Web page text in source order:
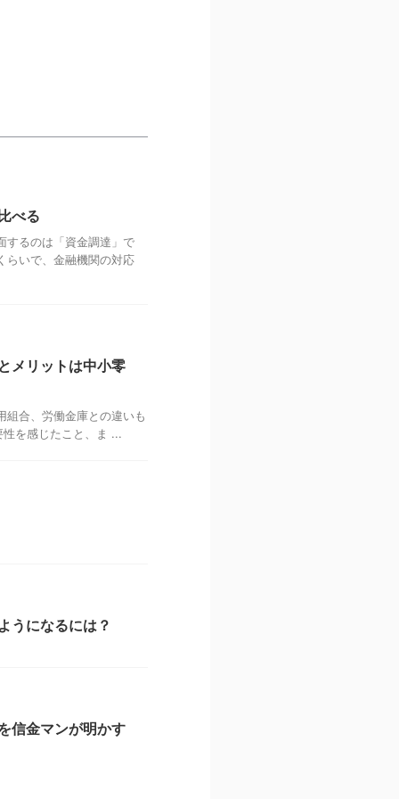
べる
するのは「資金調達」で
らいで、金融機関の対応
メリットは中小零
組合、労働金庫との違いも
を感じたこと、ま ...
うになるには？
信金マンが明かす